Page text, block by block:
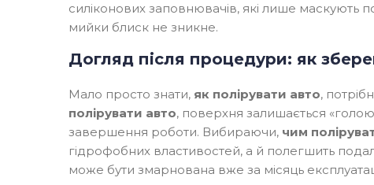
силіконових заповнювачів, які лише маскують
мийки блиск не зникне.
Догляд після процедури: як
Мало просто знати, як полірувати авто,
полірувати авто, поверхня залишається
завершення роботи. Вибираючи, чим
гідрофобних властивостей, а й полегшить
може бути змарнована вже за місяць